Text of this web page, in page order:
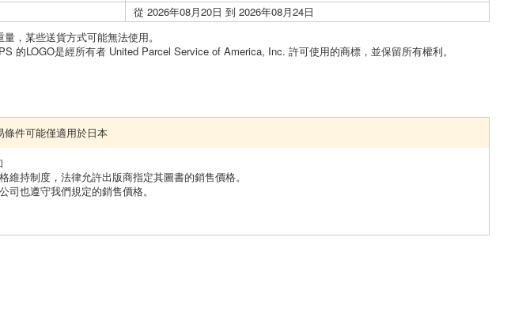
從 2026年08月20日 到 2026年08月24日
，某些送貨方式可能無法使用。
的LOGO是經所有者 United Parcel Service of America, Inc. 許可使用的商標，並保留所有權利。
條件可能僅適用於日本
維持制度，法律允許出版商指定其圖書的銷售價格。
司也遵守我們規定的銷售價格。